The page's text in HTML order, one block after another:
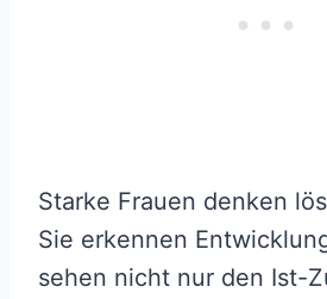
Starke Frauen denken
Sie erkennen
sehen nicht nur den Ist-